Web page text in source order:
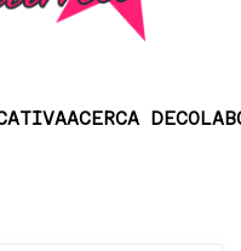
ACERCA DE